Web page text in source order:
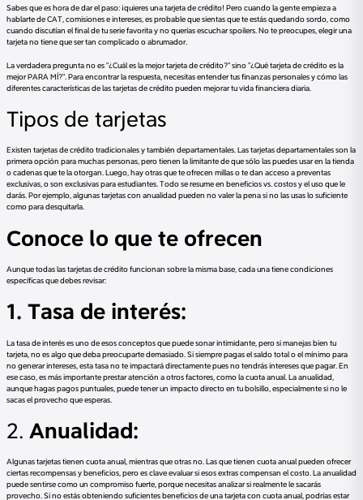
Sabes que es hora de dar el paso: ¡quieres una tarjeta de crédito! Pero cuando la gente empieza a
hablarte de CAT, comisiones e intereses, es probable que sientas que te estás quedando sordo, como
cuando discutían el final de tu serie favorita y no querías escuchar spoilers. No te preocupes, elegir una
tarjeta no tiene que ser tan complicado o abrumador.
La verdadera pregunta no es "¿Cuál es la mejor tarjeta de crédito?" sino "¿Qué tarjeta de crédito es la
mejor PARA MÍ?". Para encontrar la respuesta, necesitas entender tus finanzas personales y cómo las
diferentes características de las tarjetas de crédito pueden mejorar tu vida financiera diaria.
Tipos de tarjetas
Existen tarjetas de crédito tradicionales y también departamentales. Las tarjetas departamentales son la
primera opción para muchas personas, pero tienen la limitante de que sólo las puedes usar en la tienda
o cadenas que te la otorgan. Luego, hay otras que te ofrecen millas o te dan acceso a preventas
exclusivas, o son exclusivas para estudiantes. Todo se resume en beneficios vs. costos y el uso que le
darás. Por ejemplo, algunas tarjetas con anualidad pueden no valer la pena si no las usas lo suficiente
como para desquitarla.
Conoce lo que te ofrecen
Aunque todas las tarjetas de crédito funcionan sobre la misma base, cada una tiene condiciones
específicas que debes revisar:
1. Tasa de interés:
La tasa de interés es uno de esos conceptos que puede sonar intimidante, pero si manejas bien tu
tarjeta, no es algo que deba preocuparte demasiado. Si siempre pagas el saldo total o el mínimo para
no generar intereses, esta tasa no te impactará directamente pues no tendrás intereses que pagar. En
ese caso, es más importante prestar atención a otros factores, como la cuota anual. La anualidad,
aunque hagas pagos puntuales, puede tener un impacto directo en tu bolsillo, especialmente si no le
sacas el provecho que esperas.
2. Anualidad:
Algunas tarjetas tienen cuota anual, mientras que otras no. Las que tienen cuota anual pueden ofrecer
ciertas recompensas y beneficios, pero es clave evaluar si esos extras compensan el costo. La anualidad
puede sentirse como un compromiso fuerte, porque necesitas analizar si realmente le sacarás
provecho. Si no estás obteniendo suficientes beneficios de una tarjeta con cuota anual, podrías estar